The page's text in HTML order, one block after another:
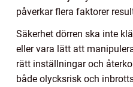
påverkar flera faktorer
Säkerhet dörren ska inte
eller vara lätt att
rätt inställningar och
både olycksrisk och